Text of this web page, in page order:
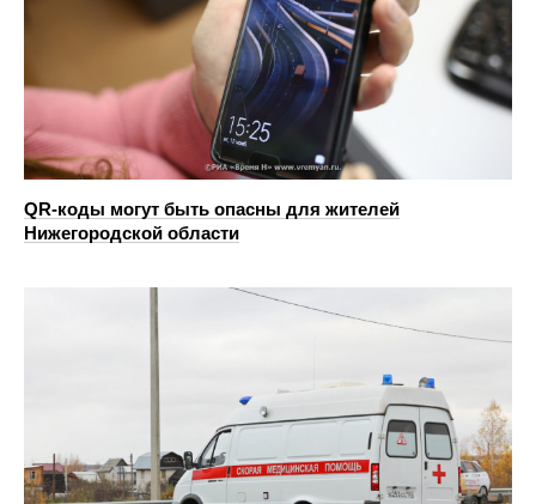
QR-коды могут быть опасны для жителей
Нижегородской области